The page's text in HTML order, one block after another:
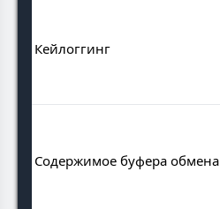
Кейлоггинг
Содержимое буфера обмена